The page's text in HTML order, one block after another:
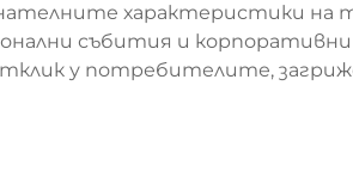
характеристики на
събития и корпоративни
у потребителите,